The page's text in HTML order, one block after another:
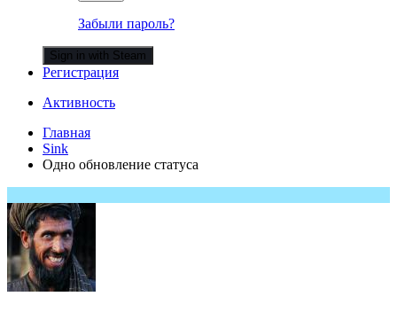
Забыли пароль?
Sign in with Steam
Регистрация
Активность
Главная
Sink
Одно обновление статуса